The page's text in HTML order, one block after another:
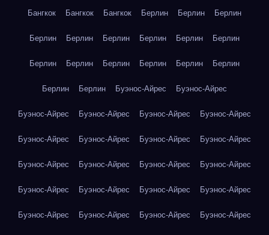
Бангкок Бангкок Бангкок Берлин Берлин Берлин
Берлин Берлин Берлин Берлин Берлин Берлин
Берлин Берлин Берлин Берлин Берлин Берлин
Берлин Берлин Буэнос-Айрес Буэнос-Айрес
Буэнос-Айрес Буэнос-Айрес Буэнос-Айрес Буэнос-Айрес
Буэнос-Айрес Буэнос-Айрес Буэнос-Айрес Буэнос-Айрес
Буэнос-Айрес Буэнос-Айрес Буэнос-Айрес Буэнос-Айрес
Буэнос-Айрес Буэнос-Айрес Буэнос-Айрес Буэнос-Айрес
Буэнос-Айрес Буэнос-Айрес Буэнос-Айрес Буэнос-Айрес